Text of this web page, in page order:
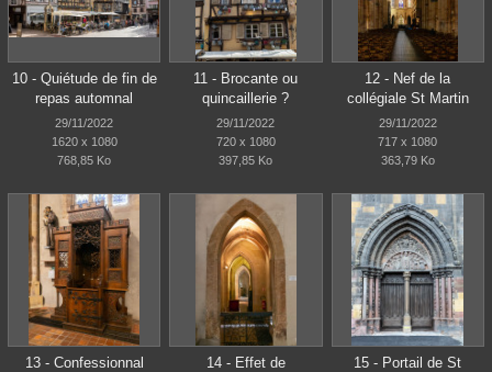
10 - Quiétude de fin de
repas automnal
29/11/2022
1620 x 1080
768,85 Ko
11 - Brocante ou
quincaillerie ?
29/11/2022
720 x 1080
397,85 Ko
12 - Nef de la
collégiale St Martin
29/11/2022
717 x 1080
363,79 Ko
13 - Confessionnal
14 - Effet de
15 - Portail de St